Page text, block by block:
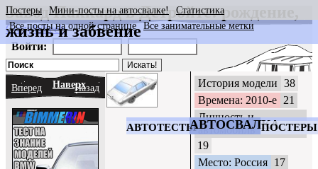
CrazyWheels
АВТОТЕСТЫАВТОСВАЛКАПОСТЕРЫ
Постеры Мини-посты на автосвалке!
Статистика
Все посты на одной странице
Все занимательные метки
Войти:
Вперед НаверхНазад История модели 38
Времена: 2010-е 21
Личность и
автомобиль
19
Место: Россия 17
Завод Паккард в Детройте: рождение,
жизнь и забвение